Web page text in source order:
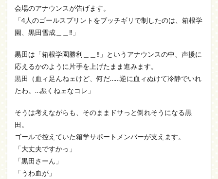
会場のアナウンスが告げます。
「4人のゴールスプリントをブッチギリで制したのは、箱根学
園、黒田雪成＿＿‼」
黒田は「箱根学園勝利＿＿‼」というアナウンスの中、声援に
応えるかのように片手を上げたまま進みます。
黒田（血ィ足んねェけど、何だ……逆に血ィぬけて冷静でいれ
たわ。…悪くねェなコレ」
そうは考えながらも、そのままドサっと倒れそうになる黒
田。
ゴールで控えていた箱学サポートメンバーが支えます。
「大丈夫ですかっ」
「黒田さーん」
「うわ血が」